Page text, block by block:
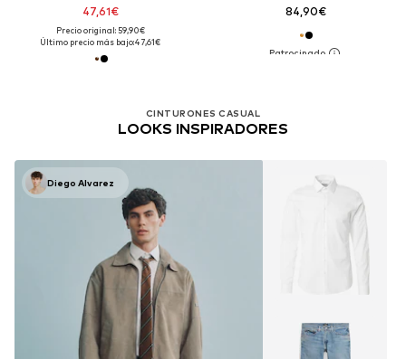
47,61€
Precio original: 59,90€
Último precio más bajo:47,61€
CINTURONES CASUAL
LOOKS INSPIRADORES
Diego Alvarez
84,90€